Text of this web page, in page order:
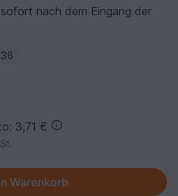
nach dem Eingang der
3,71 €